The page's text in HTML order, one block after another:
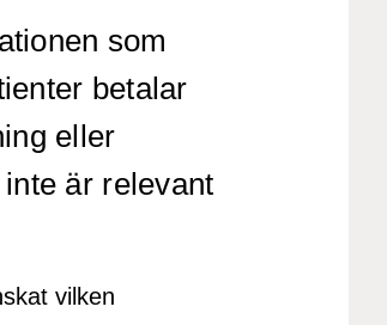
som
betalar
eller
är relevant
vilken